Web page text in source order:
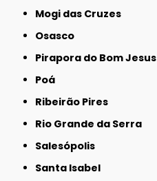
Mogi das Cruzes
Osasco
Pirapora do Bom Jesus
Poá
Ribeirão Pires
Rio Grande da Serra
Salesópolis
Santa Isabel